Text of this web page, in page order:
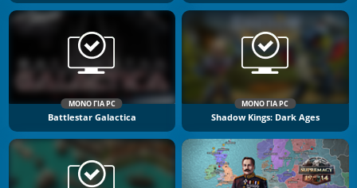
ΜΌΝΟ ΓΙΑ PC
Battlestar Galactica
ΜΌΝΟ ΓΙΑ PC
Shadow Kings: Dark Ages